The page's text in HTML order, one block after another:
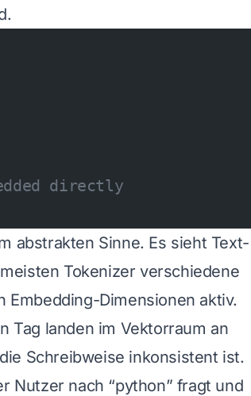
directly
abstrakten Sinne. Es sieht Text-
Tokenizer verschiedene
Embedding-Dimensionen aktiv.
Tag landen im Vektorraum an
Schreibweise inkonsistent ist.
Nutzer nach “python” fragt und